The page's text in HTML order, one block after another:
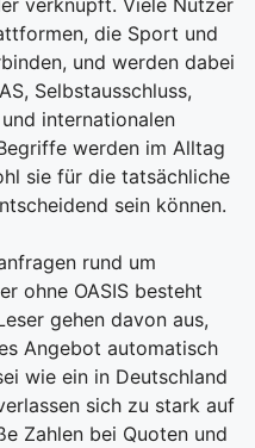
verknüpft. Viele Nutzer
die Sport und
und werden dabei
Selbstausschluss,
internationalen
werden im Alltag
sie für die tatsächliche
sein können.
rund um
ohne OASIS besteht
gehen davon aus,
Angebot automatisch
wie ein in Deutschland
sich zu stark auf
Zahlen bei Quoten und